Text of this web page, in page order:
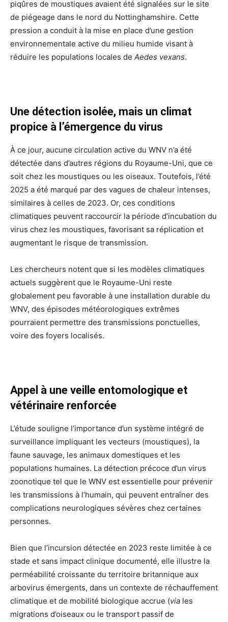
piqûres de moustiques avaient été signalées sur le site
de piégeage dans le nord du Nottinghamshire. Cette
pression a conduit à la mise en place d’une gestion
environnementale active du milieu humide visant à
réduire les populations locales de Aedes vexans.
Une détection isolée, mais un climat
propice à l’émergence du virus
À ce jour, aucune circulation active du WNV n’a été
détectée dans d’autres régions du Royaume-Uni, que ce
soit chez les moustiques ou les oiseaux. Toutefois, l’été
2025 a été marqué par des vagues de chaleur intenses,
similaires à celles de 2023. Or, ces conditions
climatiques peuvent raccourcir la période d’incubation du
virus chez les moustiques, favorisant sa réplication et
augmentant le risque de transmission.
Les chercheurs notent que si les modèles climatiques
actuels suggèrent que le Royaume-Uni reste
globalement peu favorable à une installation durable du
WNV, des épisodes météorologiques extrêmes
pourraient permettre des transmissions ponctuelles,
voire des foyers localisés.
Appel à une veille entomologique et
vétérinaire renforcée
L’étude souligne l’importance d’un système intégré de
surveillance impliquant les vecteurs (moustiques), la
faune sauvage, les animaux domestiques et les
populations humaines. La détection précoce d’un virus
zoonotique tel que le WNV est essentielle pour prévenir
les transmissions à l’humain, qui peuvent entraîner des
complications neurologiques sévères chez certaines
personnes.
Bien que l’incursion détectée en 2023 reste limitée à ce
stade et sans impact clinique documenté, elle illustre la
perméabilité croissante du territoire britannique aux
arbovirus émergents, dans un contexte de réchauffement
climatique et de mobilité biologique accrue (via les
migrations d’oiseaux ou le transport passif de